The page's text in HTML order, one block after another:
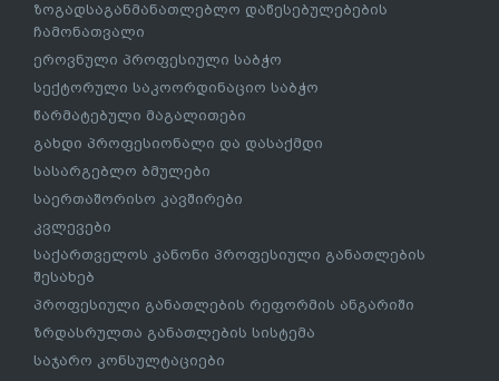
ზოგადსაგანმანათლებლო დაწესებულებების
ჩამონათვალი
ეროვნული პროფესიული საბჭო
სექტორული საკოორდინაციო საბჭო
წარმატებული მაგალითები
გახდი პროფესიონალი და დასაქმდი
სასარგებლო ბმულები
საერთაშორისო კავშირები
კვლევები
საქართველოს კანონი პროფესიული განათლების
შესახებ
პროფესიული განათლების რეფორმის ანგარიში
ზრდასრულთა განათლების სისტემა
საჯარო კონსულტაციები